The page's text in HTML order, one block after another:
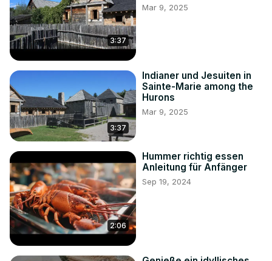
3:37
Mar 9, 2025
3:37
Indianer und Jesuiten in
Sainte-Marie among the
Hurons
Mar 9, 2025
2:06
Hummer richtig essen
Anleitung für Anfänger
Sep 19, 2024